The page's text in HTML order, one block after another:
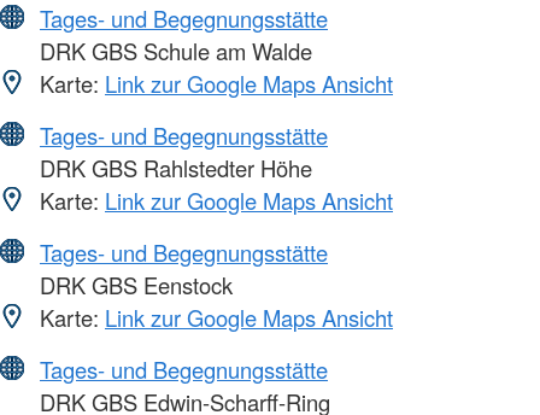
Tages- und Begegnungsstätte
DRK GBS Schule am Walde
Karte: Link zur Google Maps Ansicht
Tages- und Begegnungsstätte
DRK GBS Rahlstedter Höhe
Karte: Link zur Google Maps Ansicht
Tages- und Begegnungsstätte
DRK GBS Eenstock
Karte: Link zur Google Maps Ansicht
Tages- und Begegnungsstätte
DRK GBS Edwin-Scharff-Ring